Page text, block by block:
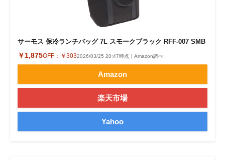
サーモス 保冷ランチバッグ 7L スモークブラック RFF-007 SMB
￥1,875OFF： ￥3032026/03/25 20:47時点｜Amazon調べ
Amazon
楽天市場
Yahoo